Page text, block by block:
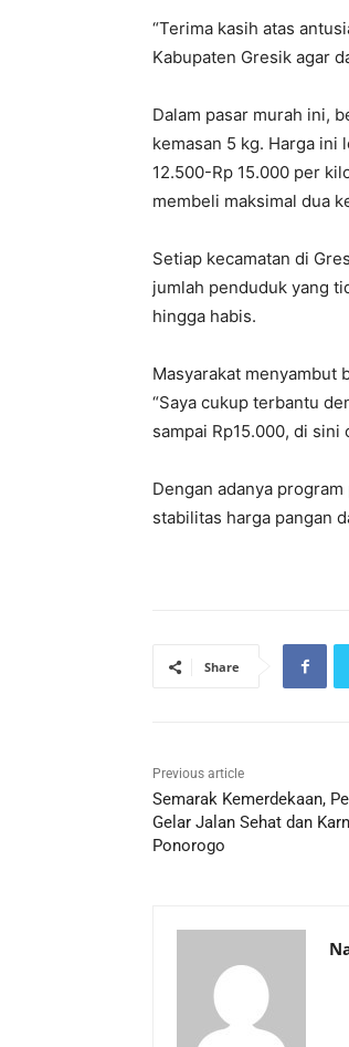
“Terima kasih atas
Kabupaten Gresik agar
Dalam pasar murah ini,
kemasan 5 kg. Harga ini
12.500-Rp 15.000 per
membeli maksimal dua
Setiap kecamatan di
jumlah penduduk yang
hingga habis.
Masyarakat menyambut
“Saya cukup terbantu
sampai Rp15.000, di sini
Dengan adanya
stabilitas harga pangan
Share
Previous article
Semarak Kemerdekaan,
Gelar Jalan Sehat dan
Ponorogo